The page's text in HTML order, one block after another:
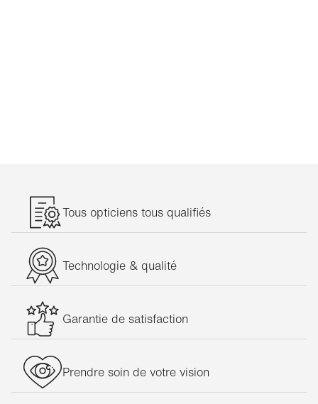
Tous opticiens tous qualifiés
Technologie & qualité
Garantie de satisfaction
Prendre soin de votre vision